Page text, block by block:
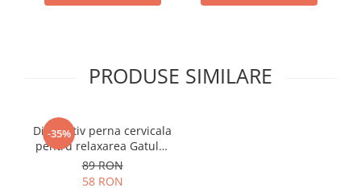
PRODUSE SIMILARE
-35%
Dispozitiv perna cervicala
pentru relaxarea Gatului
si umerilor
89 RON
58 RON